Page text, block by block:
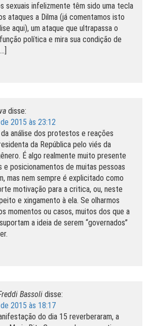
sexuais infelizmente têm sido uma tecla
ataques a Dilma (já comentamos isto
aqui), um ataque que ultrapassa o
política e mira sua condição de
disse:
2015 às 23:12
análise dos protestos e reações
da República pelo viés da
É algo realmente muito presente
e posicionamentos de muitas pessoas
mas nem sempre é explicitado como
motivação para a critica, ou, neste
e xingamento à ela. Se olharmos
momentos ou casos, muitos dos que a
a ideia de serem “governados”
Bassoli disse:
2015 às 18:17
do dia 15 reverberaram, a